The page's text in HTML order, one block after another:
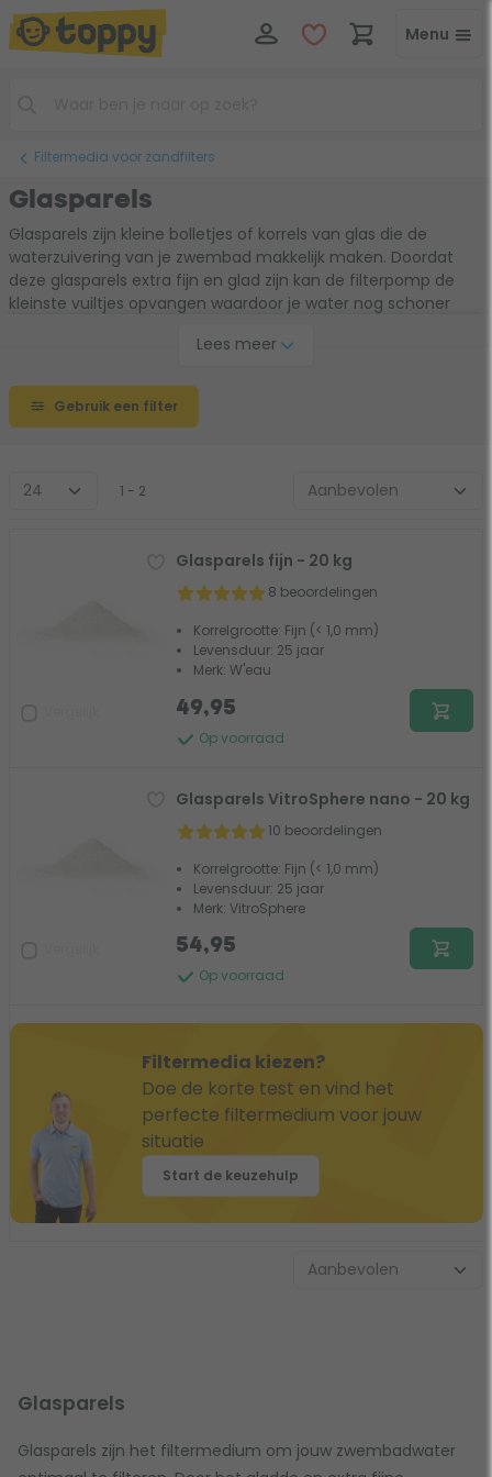
Menu
Filtermedia voor zandfilters
Glasparels
Glasparels zijn kleine bolletjes of korrels van glas die de
waterzuivering van je zwembad makkelijk maken. Doordat
deze glasparels extra fijn en glad zijn kan de filterpomp de
kleinste vuiltjes opvangen waardoor je water nog schoner
zand is dat parels zelfreinigend zijn. De levensduur van
lang mee.De juiste glasparels vind je hieronder!
Lees meer
Gebruik een filter
1 - 2
Glasparels fijn - 20 kg
8 beoordelingen
Korrelgrootte: Fijn (< 1,0 mm)
Levensduur: 25 jaar
Merk: W'eau
Op voorraad
49,95
Glasparels VitroSphere nano - 20 kg
10 beoordelingen
Korrelgrootte: Fijn (< 1,0 mm)
Levensduur: 25 jaar
Merk: VitroSphere
Op voorraad
54,95
Filtermedia kiezen?
Doe de korte test en vind het
perfecte filtermedium voor jouw
situatie
Start de keuzehulp
Glasparels
Glasparels zijn het filtermedium om jouw zwembadwater